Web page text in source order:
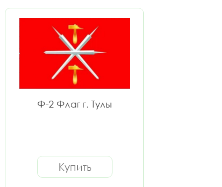
Ф-2 Флаг г. Тулы
Купить